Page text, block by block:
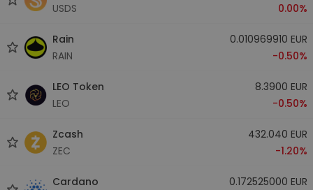
USDS
0.00%
Rain
RAIN
0.010969910 EUR
-0.50%
LEO Token
LEO
8.3900 EUR
-0.50%
Zcash
ZEC
432.040 EUR
-1.20%
Cardano
0.172525000 EUR